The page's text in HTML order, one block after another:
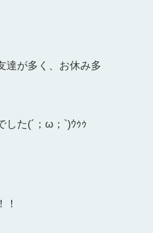
達が多く、お休み多
た(´；ω；`)ｳｩｩ
！